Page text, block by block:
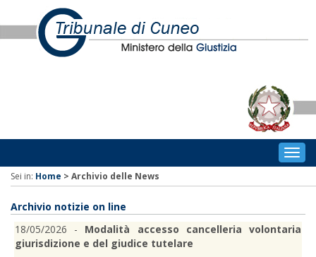
Sei in: Home > Archivio delle News
Archivio notizie on line
18/05/2026 - Modalità accesso cancelleria volontaria
giurisdizione e del giudice tutelare